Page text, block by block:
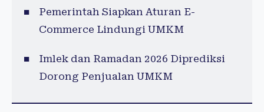
Pemerintah Siapkan Aturan E-
Commerce Lindungi UMKM
Imlek dan Ramadan 2026 Diprediksi
Dorong Penjualan UMKM